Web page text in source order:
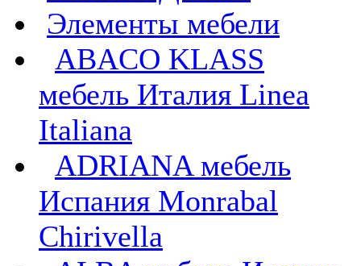
Элементы мебели
ABACO KLASS
мебель Италия Linea
Italiana
ADRIANA мебель
Испания Monrabal
Chirivella